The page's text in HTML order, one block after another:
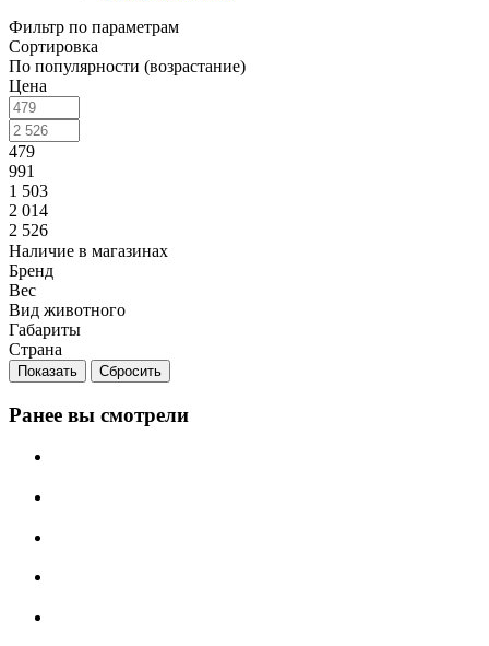
Фильтр по параметрам
Сортировка
По популярности (возрастание)
Цена
479
991
1 503
2 014
2 526
Наличие в магазинах
Бренд
Вес
Вид животного
Габариты
Страна
Сбросить
Ранее вы смотрели